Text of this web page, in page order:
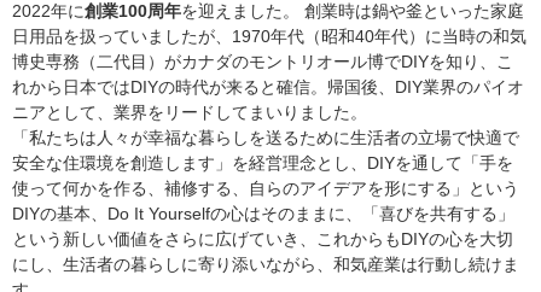
2022年に創業100周年を迎えました。 創業時は鍋や釜といった家庭
日用品を扱っていましたが、1970年代（昭和40年代）に当時の和気
博史専務（二代目）がカナダのモントリオール博でDIYを知り、こ
れから日本ではDIYの時代が来ると確信。帰国後、DIY業界のパイオ
ニアとして、業界をリードしてまいりました。
「私たちは人々が幸福な暮らしを送るために生活者の立場で快適で
安全な住環境を創造します」を経営理念とし、DIYを通して「手を
使って何かを作る、補修する、自らのアイデアを形にする」という
DIYの基本、Do It Yourselfの心はそのままに、「喜びを共有する」
という新しい価値をさらに広げていき、これからもDIYの心を大切
にし、生活者の暮らしに寄り添いながら、和気産業は行動し続けま